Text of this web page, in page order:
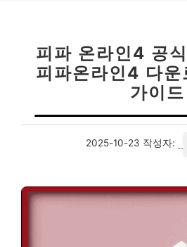
피파 온라인4 공
피파온라인4 다운
가이드
2025-10-23 작성자: